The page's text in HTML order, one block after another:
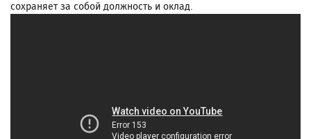
сохраняет за собой должность и оклад.